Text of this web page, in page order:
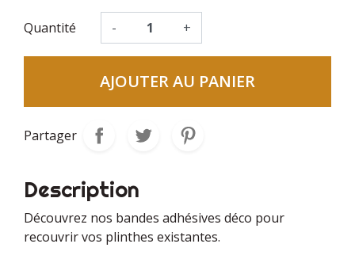
Quantité - +
AJOUTER AU PANIER
Partager
Description
Découvrez nos bandes adhésives déco pour
recouvrir vos plinthes existantes.